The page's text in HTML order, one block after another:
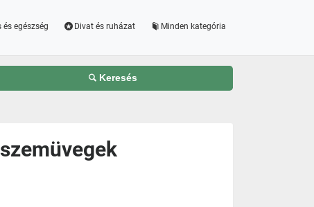
és egészség Divat és ruházat Minden kategória
Keresés